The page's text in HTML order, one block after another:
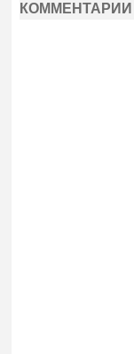
КОММЕНТАРИИ